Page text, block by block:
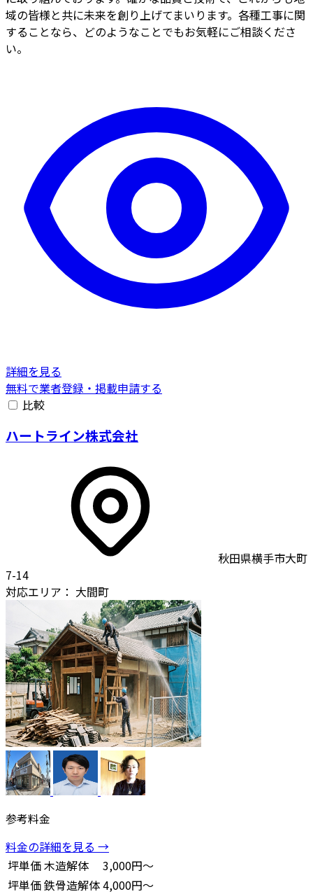
域の皆様と共に未来を創り上げてまいります。各種工事に関
することなら、どのようなことでもお気軽にご相談くださ
い。
詳細を見る
無料で業者登録・掲載申請する
比較
ハートライン株式会社
秋田県横手市大町
7-14
対応エリア： 大間町
参考料金
料金の詳細を見る →
坪単価木造解体
3,000円～
坪単価鉄骨造解体4,000円～